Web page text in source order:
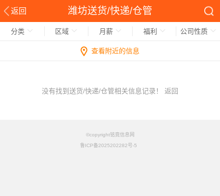
返回 潍坊送货/快递/仓管
分类 区域 月薪 福利 公司性质
查看附近的信息
没有找到送货/快递/仓管相关信息记录！ 返回
©copyright铭竟信息网
鲁ICP备2025202282号-5